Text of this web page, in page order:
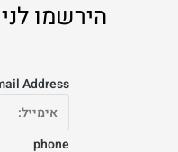
הירשמו
Address
phone